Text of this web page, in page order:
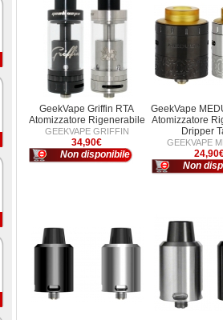
GeekVape Griffin RTA
Atomizzatore Rigenerabile
GEEKVAPE GRIFFIN
34,90€
Non disponibile
GeekVape
Atomizzatore
Dripper
GEEKVAPE
Non